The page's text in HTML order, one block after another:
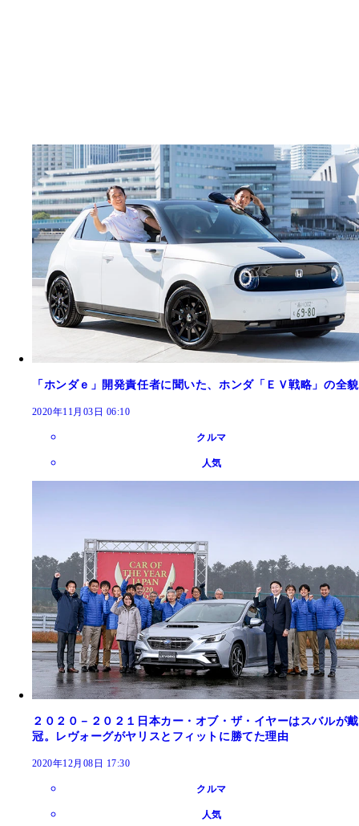
「ホンダｅ」開発責任者に聞いた、ホンダ「ＥＶ戦略」の全貌
2020年11月03日 06:10
クルマ
人気
２０２０－２０２１日本カー・オブ・ザ・イヤーはスバルが戴
冠。レヴォーグがヤリスとフィットに勝てた理由
2020年12月08日 17:30
クルマ
人気